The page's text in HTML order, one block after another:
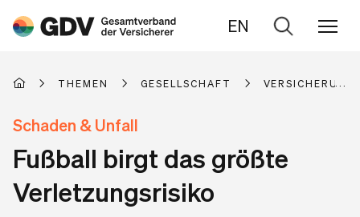
EN
Zur
THEMEN GESELLSCHAFT
Schaden & Unfall
Fußball birgt das größte
Verletzungsrisiko